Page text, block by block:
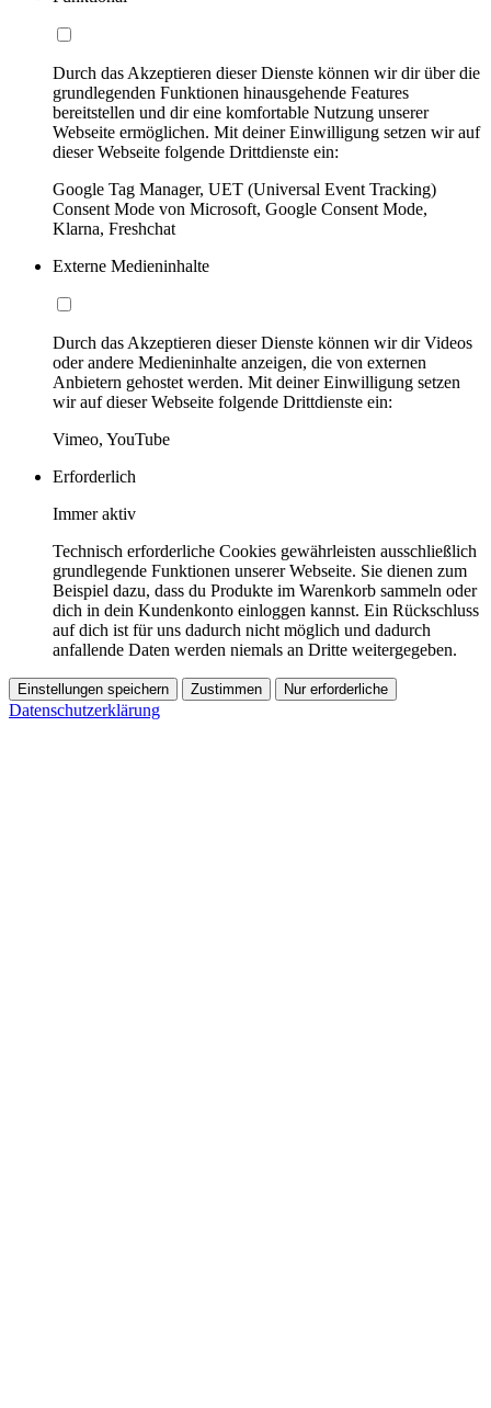
Durch das Akzeptieren dieser Dienste können wir dir über die
grundlegenden Funktionen hinausgehende Features
bereitstellen und dir eine komfortable Nutzung unserer
Webseite ermöglichen. Mit deiner Einwilligung setzen wir auf
dieser Webseite folgende Drittdienste ein:
Google Tag Manager, UET (Universal Event Tracking)
Consent Mode von Microsoft, Google Consent Mode,
Klarna, Freshchat
Externe Medieninhalte
Durch das Akzeptieren dieser Dienste können wir dir Videos
oder andere Medieninhalte anzeigen, die von externen
Anbietern gehostet werden. Mit deiner Einwilligung setzen
wir auf dieser Webseite folgende Drittdienste ein:
Vimeo, YouTube
Erforderlich
Immer aktiv
Technisch erforderliche Cookies gewährleisten ausschließlich
grundlegende Funktionen unserer Webseite. Sie dienen zum
Beispiel dazu, dass du Produkte im Warenkorb sammeln oder
dich in dein Kundenkonto einloggen kannst. Ein Rückschluss
auf dich ist für uns dadurch nicht möglich und dadurch
anfallende Daten werden niemals an Dritte weitergegeben.
Einstellungen speichern Zustimmen Nur erforderliche
Datenschutzerklärung